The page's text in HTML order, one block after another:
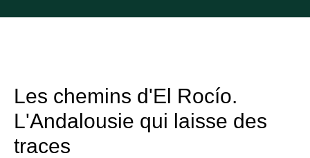
Les chemins d'El Rocío.
L'Andalousie qui laisse des
traces